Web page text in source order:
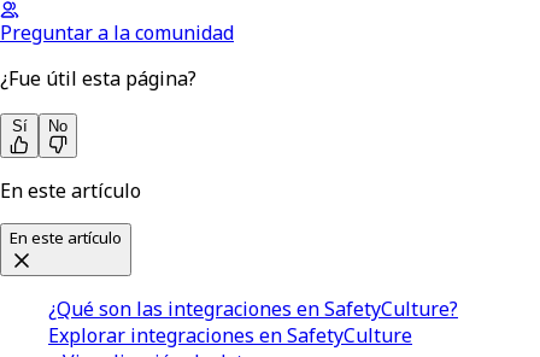
Preguntar a la comunidad
¿Fue útil esta página?
Sí No
En este artículo
En este artículo
¿Qué son las integraciones en SafetyCulture?
Explorar integraciones en SafetyCulture